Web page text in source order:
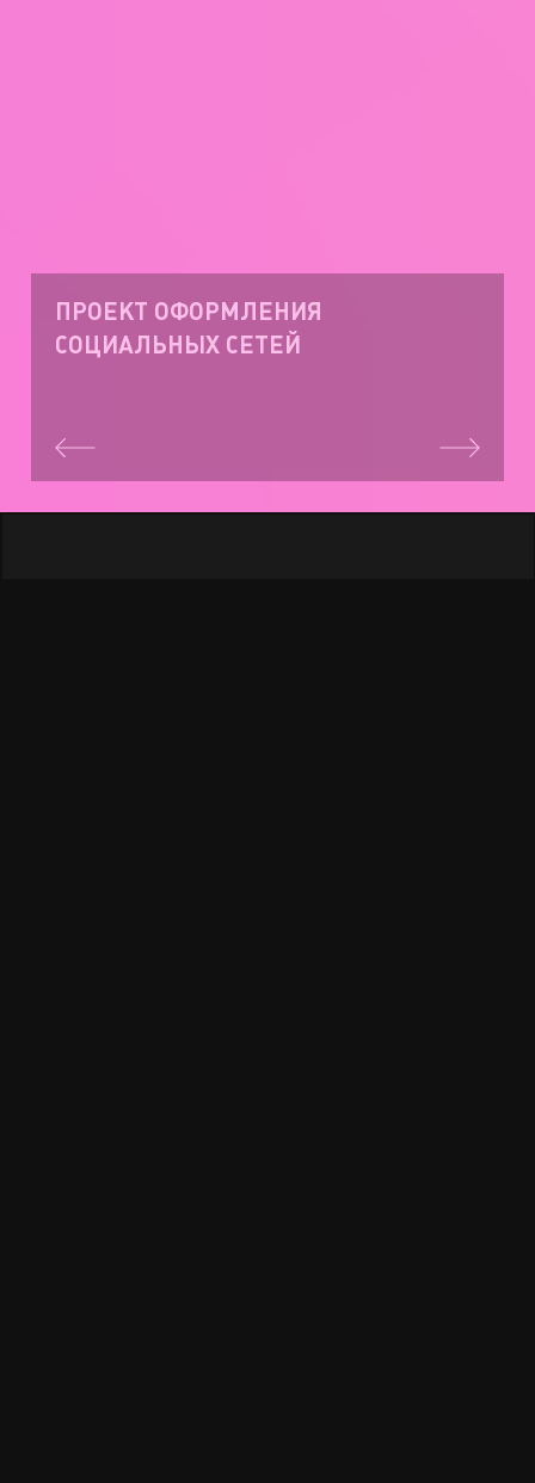
ПРОЕКТ ОФОРМЛЕНИЯ
СОЦИАЛЬНЫХ СЕТЕЙ